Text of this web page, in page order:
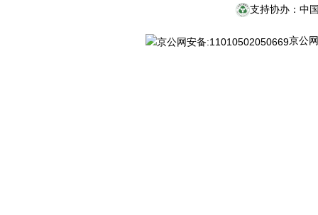
支持协办：中
京公